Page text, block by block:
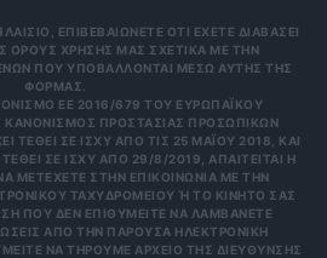
ΕΠΙΒΕΒΑΙΩΝΕΤΕ ΟΤΙ ΕΧΕΤΕ ΔΙΑΒΑΣΕΙ
ΟΡΟΥΣ ΧΡΗΣΗΣ ΜΑΣ ΣΧΕΤΙΚΑ ΜΕ ΤΗΝ
ΠΟΥ ΥΠΟΒΑΛΛΟΝΤΑΙ ΜΕΣΩ ΑΥΤΗΣ ΤΗΣ
ΦΟΡΜΑΣ.
ΕΕ 2016/679 ΤΟΥ ΕΥΡΩΠΑΪΚΟΎ
ΚΑΝΟΝΙΣΜΌΣ ΠΡΟΣΤΑΣΊΑΣ ΠΡΟΣΩΠΙΚΏΝ
ΤΕΘΕΊ ΣΕ ΙΣΧΎ ΑΠΌ ΤΙΣ 25 ΜΑΪ́ΟΥ 2018, ΚΑΙ
ΣΕ ΙΣΧΎ ΑΠΌ 29/8/2019, ΑΠΑΙΤΕΊΤΑΙ Η
ΜΕΤΈΧΕΤΕ ΣΤΗΝ ΕΠΙΚΟΙΝΩΝΊΑ ΜΕ ΤΗΝ
ΤΑΧΥΔΡΟΜΕΊΟΥ Ή ΤΟ ΚΙΝΗΤΌ ΣΑΣ Τ
ΠΟΥ ΔΕΝ ΕΠΙΘΥΜΕΊΤΕ ΝΑ ΛΑΜΒΆΝΕΤΕ Μ
ΑΠΌ ΤΗΝ ΠΑΡΟΎΣΑ ΗΛΕΚΤΡΟΝΙΚΉ Δ
ΝΑ ΤΗΡΟΎΜΕ ΑΡΧΕΊΟ ΤΗΣ ΔΙΕΎΘΥΝΣΗΣ ΗΛ